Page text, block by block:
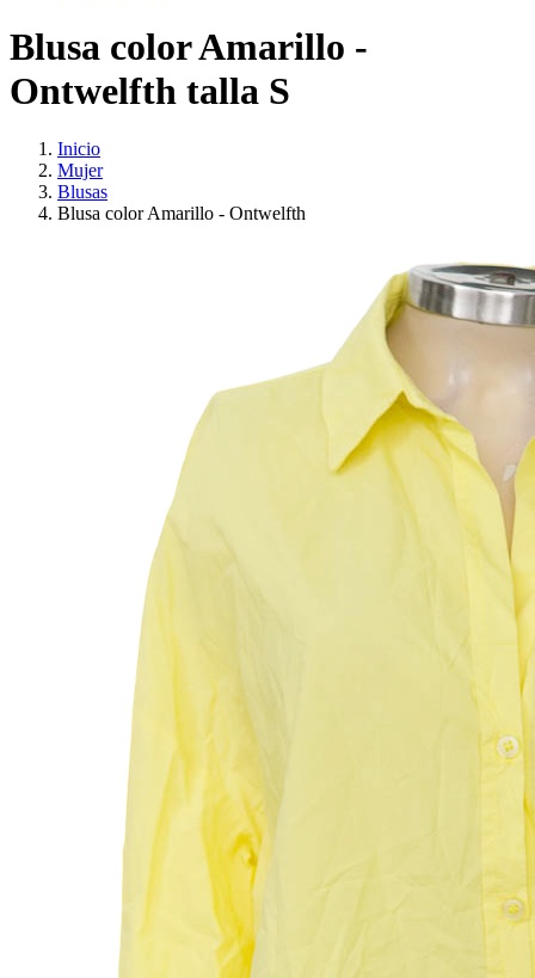
Blusa color Amarillo -
Ontwelfth talla S
Inicio
Mujer
Blusas
Blusa color Amarillo - Ontwelfth